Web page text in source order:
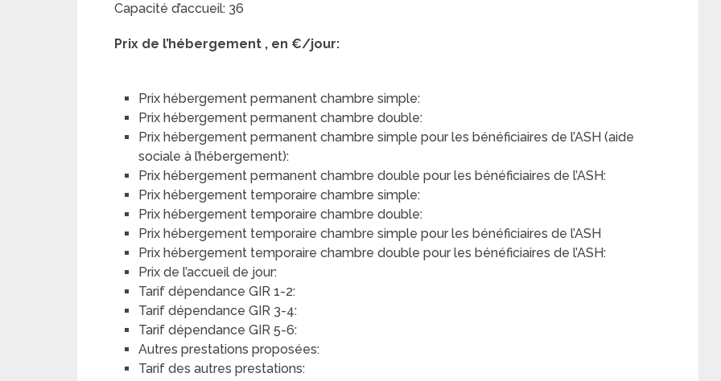
Capacité d’accueil: 36
Prix de l’hébergement , en €/jour:
Prix hébergement permanent chambre simple:
Prix hébergement permanent chambre double:
Prix hébergement permanent chambre simple pour les bénéficiaires de l’ASH (aide
sociale à l’hébergement):
Prix hébergement permanent chambre double pour les bénéficiaires de l’ASH:
Prix hébergement temporaire chambre simple:
Prix hébergement temporaire chambre double:
Prix hébergement temporaire chambre simple pour les bénéficiaires de l’ASH
Prix hébergement temporaire chambre double pour les bénéficiaires de l’ASH:
Prix de l’accueil de jour:
Tarif dépendance GIR 1-2:
Tarif dépendance GIR 3-4:
Tarif dépendance GIR 5-6:
Autres prestations proposées:
Tarif des autres prestations: